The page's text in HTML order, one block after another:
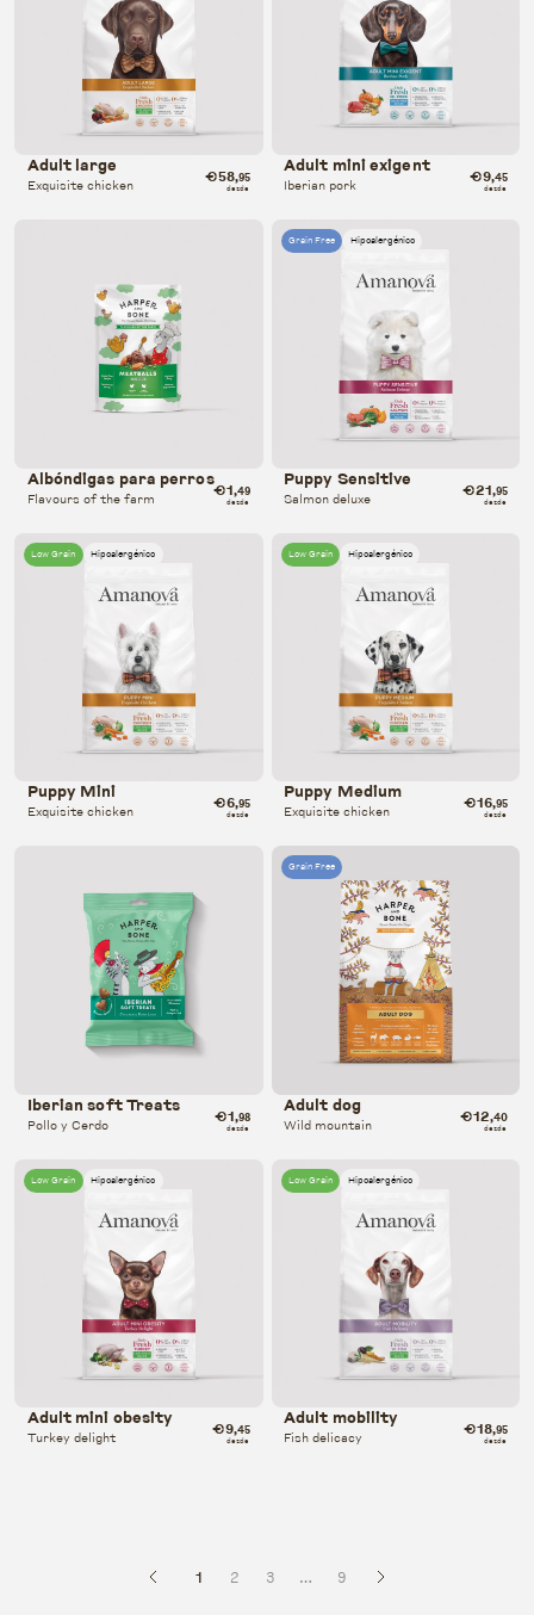
Adult large
Exquisite chicken desde
€58,95
Adult mini exigent
Iberian pork desde
€9,45
Albóndigas para perros
Flavours of the farm desde
€1,49
Hipoalergénico
Grain Free
Puppy Sensitive
Salmon deluxe desde
€21,95
Low Grain Hipoalergénico
Puppy Mini
Exquisite chicken desde
€6,95
Low Grain Hipoalergénico
Puppy Medium
Exquisite chicken desde
€16,95
Iberian soft Treats
Pollo y Cerdo desde
€1,98
Grain Free
Adult dog
Wild mountain desde
€12,40
Low Grain Hipoalergénico
Adult mini obesity
Turkey delight desde
€9,45
Low Grain Hipoalergénico
Adult mobility
Fish delicacy desde
€18,95
1 2 3 … 9